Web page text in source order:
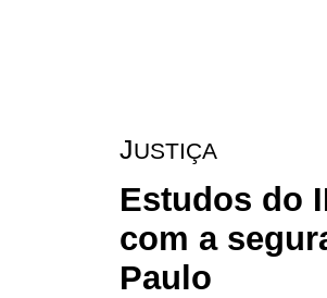
JUSTIÇA
Estudos do
com a
Paulo